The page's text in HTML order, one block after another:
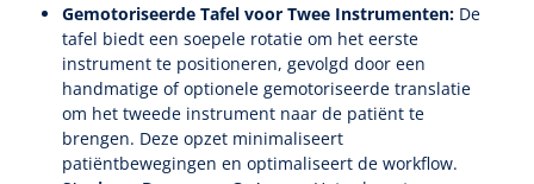
Gemotoriseerde Tafel voor Twee Instrumenten: De
tafel biedt een soepele rotatie om het eerste
instrument te positioneren, gevolgd door een
handmatige of optionele gemotoriseerde translatie
om het tweede instrument naar de patiënt te
brengen. Deze opzet minimaliseert
patiëntbewegingen en optimaliseert de workflow.